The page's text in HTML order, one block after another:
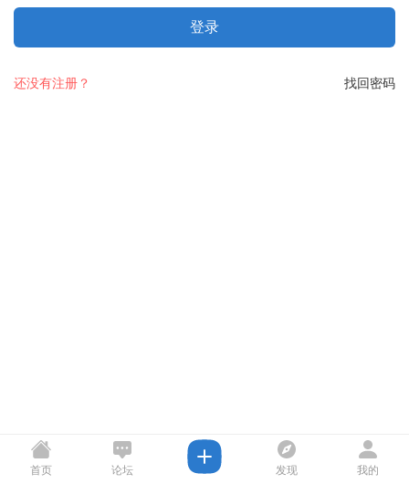
登录
找回密码
还没有注册？
首页 论坛 发现 我的